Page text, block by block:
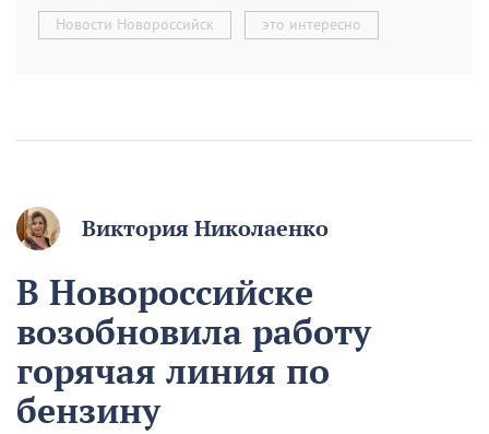
Новости Новороссийск это интересно
Виктория Николаенко
В Новороссийске
возобновила работу
горячая линия по
бензину